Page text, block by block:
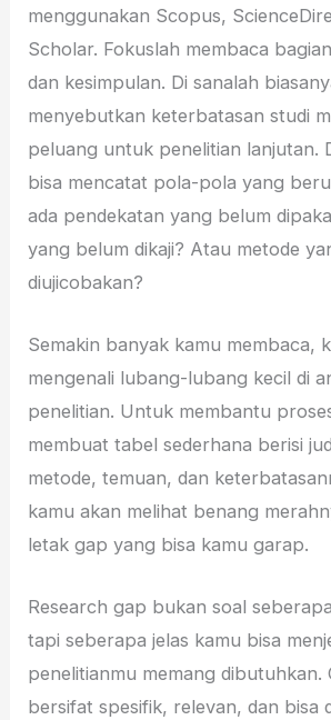
menggunakan Scopus,
Scholar. Fokuslah membaca
dan kesimpulan. Di sanalah
menyebutkan keterbatasan studi
peluang untuk penelitian lanjutan.
bisa mencatat pola-pola yang
ada pendekatan yang belum
yang belum dikaji? Atau metode
diujicobakan?
Semakin banyak kamu membaca,
mengenali lubang-lubang kecil di
penelitian. Untuk membantu
membuat tabel sederhana berisi
metode, temuan, dan
kamu akan melihat benang
letak gap yang bisa kamu garap.
Research gap bukan soal
tapi seberapa jelas kamu bisa
penelitianmu memang dibutuhkan.
bersifat spesifik, relevan, dan bisa